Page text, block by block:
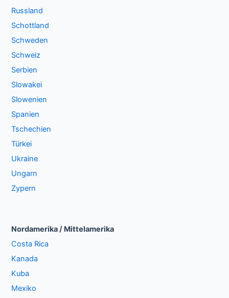
Russland
Schottland
Schweden
Schweiz
Serbien
Slowakei
Slowenien
Spanien
Tschechien
Türkei
Ukraine
Ungarn
Zypern
Nordamerika / Mittelamerika
Costa Rica
Kanada
Kuba
Mexiko